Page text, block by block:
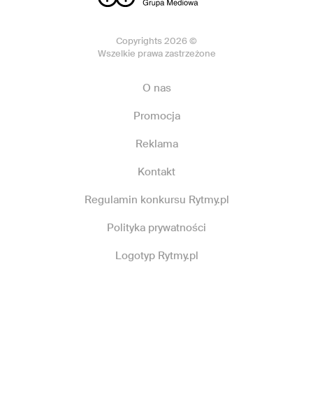
Copyrights 2026 ©
Wszelkie prawa zastrzeżone
O nas
Promocja
Reklama
Kontakt
Regulamin konkursu Rytmy.pl
Polityka prywatności
Logotyp Rytmy.pl